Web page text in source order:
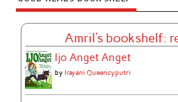
Amril's bookshelf:
Ijo Anget Anget
byIrayani Queencyputri